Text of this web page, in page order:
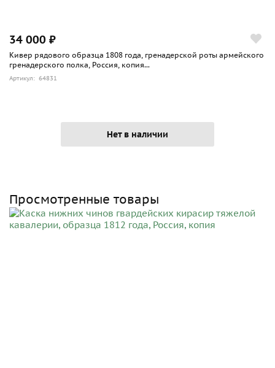
34 000 ₽
Кивер рядового образца 1808 года, гренадерской роты армейского
гренадерского полка, Россия, копия...
Артикул: 64831
Нет в наличии
Просмотренные товары